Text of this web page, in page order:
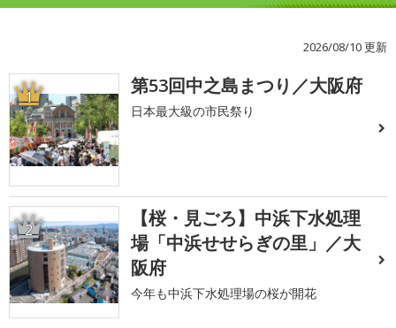
2026/08/10 更新
1 第53回中之島まつり／大阪府
日本最大級の市民祭り
2
【桜・見ごろ】中浜下水処理
場「中浜せせらぎの里」／大
阪府
今年も中浜下水処理場の桜が開花